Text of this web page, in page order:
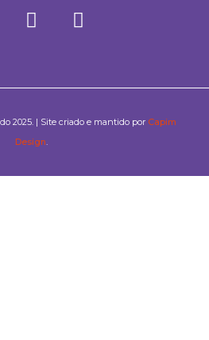
2025. | Site criado e mantido por Capim
Design.